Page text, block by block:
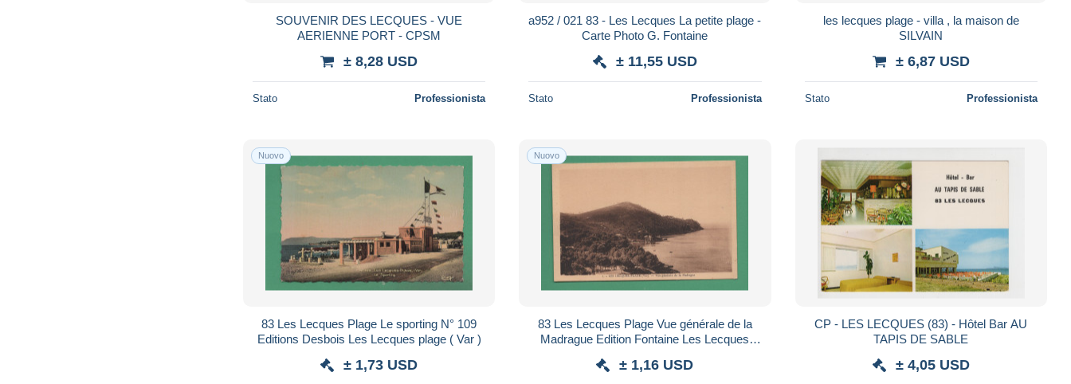
SOUVENIR DES LECQUES - VUE
AERIENNE PORT - CPSM
± 8,28 USD
Stato Professionista
a952 / 021 83 - Les Lecques La petite plage -
Carte Photo G. Fontaine
± 11,55 USD
Stato Professionista
les lecques plage - villa , la maison de
SILVAIN
± 6,87 USD
Stato Professionista
Nuovo
83 Les Lecques Plage Le sporting N° 109
Editions Desbois Les Lecques plage ( Var )
± 1,73 USD
Nuovo
83 Les Lecques Plage Vue générale de la
Madrague Edition Fontaine Les Lecques
± 1,16 USD
CP - LES LECQUES (83) - Hôtel Bar AU
TAPIS DE SABLE
± 4,05 USD